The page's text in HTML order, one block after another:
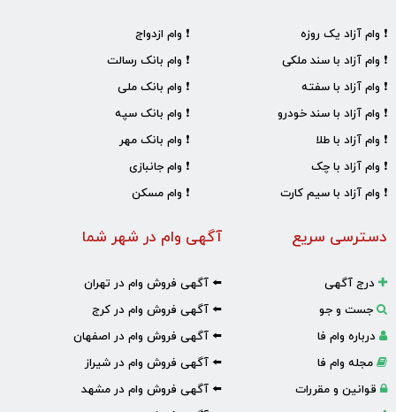
❗ وام ازدواج
❗ وام بانک رسالت
❗ وام بانک ملی
❗ وام بانک سپه
❗ وام بانک مهر
❗ وام جانبازی
❗ وام مسکن
❗ وام آزاد یک روزه
❗ وام آزاد با سند ملکی
❗ وام آزاد با سفته
❗ وام آزاد با سند خودرو
❗ وام آزاد با طلا
❗ وام آزاد با چک
❗ وام آزاد با سیم کارت
آگهی وام در شهر شما
⬅️ آگهی فروش وام در تهران
⬅️ آگهی فروش وام در کرج
⬅️ آگهی فروش وام در اصفهان
⬅️ آگهی فروش وام در شیراز
⬅️ آگهی فروش وام در مشهد
دسترسی سریع
درج آگهی
جست و جو
درباره وام فا
مجله وام فا
قوانین و مقررات